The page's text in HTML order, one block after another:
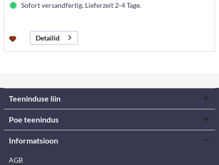
Sofort versandfertig. Lieferzeit 2-4 Tage.
Detailid
Teeninduse liin
Poe teenindus
Informatsioon
AGB